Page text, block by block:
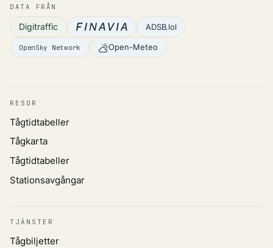
DATA FRÅN
Digitraffic ADSB.lol
OpenSky Network Open-Meteo
RESOR
Tågtidtabeller
Tågkarta
Tågtidtabeller
Stationsavgångar
TJÄNSTER
Tågbiljetter